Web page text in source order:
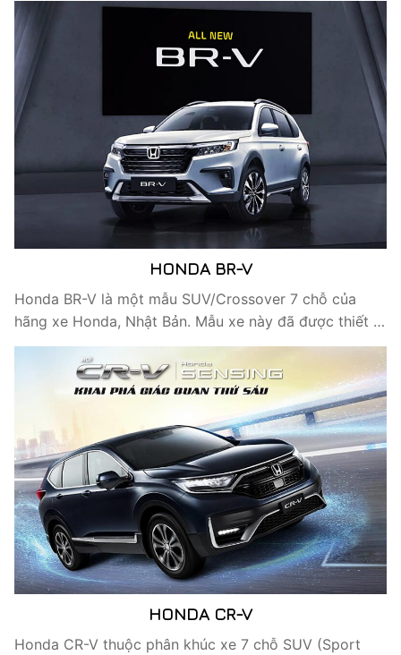
HONDA BR-V
Honda BR-V là một mẫu SUV/Crossover 7 chỗ của
hãng xe Honda, Nhật Bản. Mẫu xe này đã được thiết …
HONDA CR-V
Honda CR-V thuộc phân khúc xe 7 chỗ SUV (Sport